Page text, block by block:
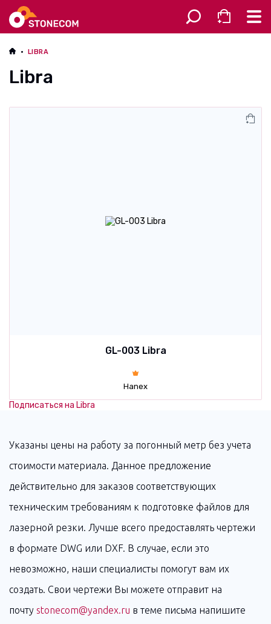
LIBRA
Libra
GL-003 Libra
Hanex
Подписаться на Libra
Указаны цены на работу за погонный метр без учета
стоимости материала. Данное предложение
действительно для заказов соответствующих
техническим требованиям к подготовке файлов для
лазерной резки. Лучше всего предоставлять чертежи
в формате DWG или DXF. В случае, если это
невозможно, наши специалисты помогут вам их
создать. Свои чертежи Вы можете отправит на
почту stonecom@yandex.ru в теме письма напишите